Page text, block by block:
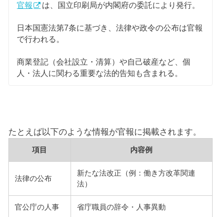
官報 は、国立印刷局が内閣府の委託により発行。
日本国憲法第7条に基づき、法律や政令の公布は官報
で行われる。
商業登記（会社設立・清算）や自己破産など、個
人・法人に関わる重要な法的告知も含まれる。
たとえば以下のような情報が官報に掲載されます。
項目 内容例
法律の公布
新たな法改正（例：働き方改革関連
法）
官公庁の人事 省庁職員の辞令・人事異動